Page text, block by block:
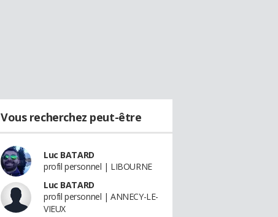
Vous recherchez peut-être
Luc BATARD
profil personnel | LIBOURNE
Luc BATARD
profil personnel | ANNECY-LE-
VIEUX